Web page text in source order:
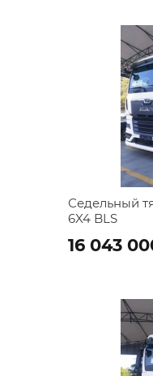
Седельный
6X4 BLS
16 043